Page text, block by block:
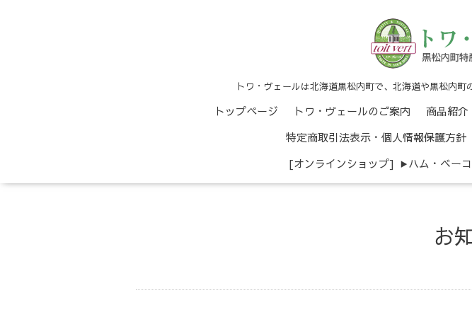
トワ・ヴェールは北海道黒松内町で、北海道や黒松内
トップページ トワ・ヴェールのご案内 商品紹介
特定商取引法表示・個人情報保護方針
[オンラインショップ]
ハム・ベー
お